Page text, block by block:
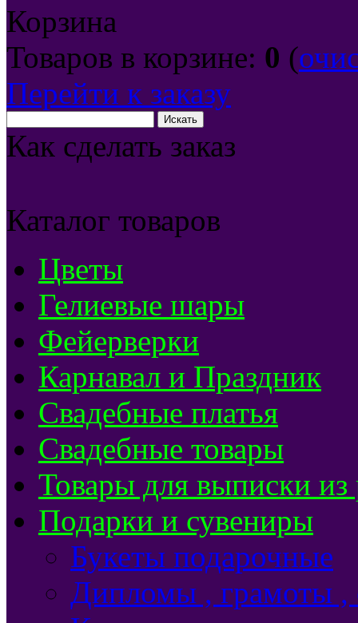
Корзина
Товаров в корзине: 0 (
Перейти к заказу
Как сделать заказ
Каталог товаров
Цветы
Гелиевые шары
Фейерверки
Карнавал и Праздник
Свадебные платья
Свадебные товары
Товары для выписки из
Подарки и сувениры
Букеты подарочные
Дипломы , грамоты ,